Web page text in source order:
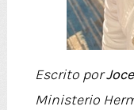
Escrito por
Ministerio